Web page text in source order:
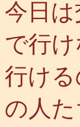
今日
で行
行け
の人た